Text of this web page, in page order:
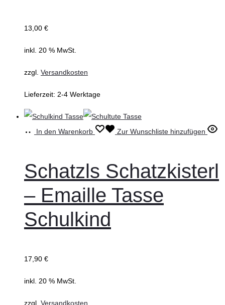
13,00 €
inkl. 20 % MwSt.
zzgl. Versandkosten
Lieferzeit: 2-4 Werktage
In den Warenkorb Zur Wunschliste hinzufügen
Schatzls Schatzkisterl
– Emaille Tasse
Schulkind
17,90 €
inkl. 20 % MwSt.
zzgl. Versandkosten